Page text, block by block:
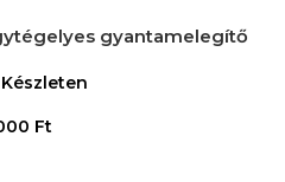
gyantamelegítő
Készleten
Ft